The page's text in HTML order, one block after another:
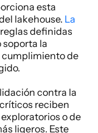
esta
lakehouse. La
definidas
soporta la
cumplimiento de
contra la
reciben
o de
ligeros. Este